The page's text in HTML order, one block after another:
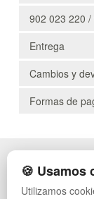
902 023 220
Entrega
Cambios y
Formas de
POLÍTICA DE
CONDICIONES DE
CAMBIOS Y
🍪 Usamos
Utilizamos